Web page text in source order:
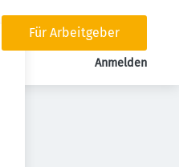
Für Arbeitgeber
Anmelden